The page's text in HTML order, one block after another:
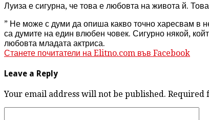
Луиза е сигурна, че това е любовта на живота й.
” Не може с думи да опиша какво точно харесвам в
са думите на един влюбен човек. Сигурно някой,
любовта младата актриса.
Станете почитатели на Elitno.com във Facebook
Leave a Reply
Your email address will not be published. Required